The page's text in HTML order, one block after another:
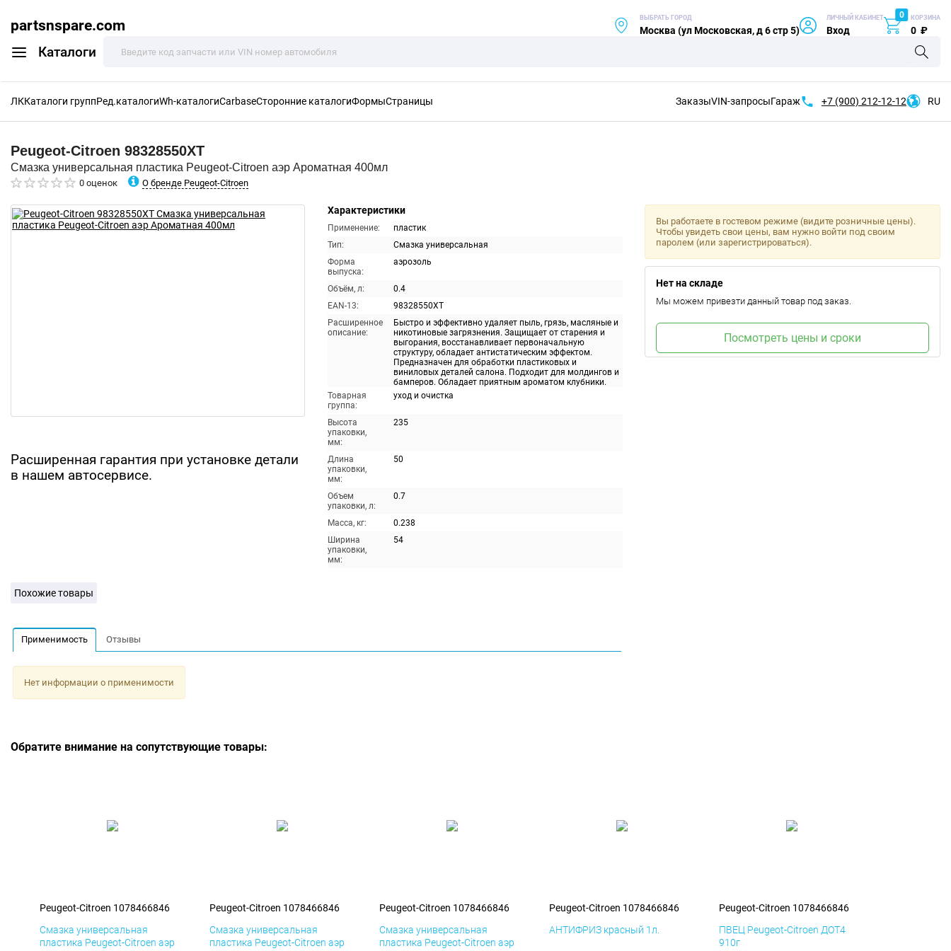
partsnspare.com
Каталоги
ВЫБРАТЬ ГОРОД
Москва (ул Московская, д 6 стр 5)
ЛИЧНЫЙ КАБИНЕТ
Вход
0 КОРЗИНА
0 ₽
ЛККаталоги группРед.каталогиWh-каталогиCarbaseСторонние каталогиФормыСтраницы ЗаказыVIN-запросыГараж +7 (900) 212-12-12 RU
Peugeot-Citroen 98328550XT
Смазка универсальная пластика Peugeot-Citroen аэр Ароматная 400мл
0 оценок О бренде Peugeot-Citroen
Расширенная гарантия при установке детали
в нашем автосервисе.
Характеристики
Применение:
пластик
Тип:
Смазка универсальная
Форма
выпуска:
аэрозоль
Объём, л:
0.4
EAN-13:
98328550XT
Расширенное
описание:
Быстро и эффективно удаляет пыль, грязь, масляные и
никотиновые загрязнения. Защищает от старения и
выгорания, восстанавливает первоначальную
структуру, обладает антистатическим эффектом.
Предназначен для обработки пластиковых и
виниловых деталей салона. Подходит для молдингов и
бамперов. Обладает приятным ароматом клубники.
Товарная
группа:
уход и очистка
Высота
упаковки,
мм:
235
Длина
упаковки,
мм:
50
Объем
упаковки, л:
0.7
Масса, кг:
0.238
Ширина
упаковки,
мм:
54
Вы работаете в гостевом режиме (видите розничные цены).
Чтобы увидеть свои цены, вам нужно войти под своим
паролем (или зарегистрироваться).
Нет на складе
Мы можем привезти данный товар под заказ.
Посмотреть цены и сроки
Похожие товары
Применимость Отзывы
Нет информации о применимости
Обратите внимание на сопутствующие товары:
Peugeot-Citroen 1078466846
Смазка универсальная
пластика Peugeot-Citroen аэр
Peugeot-Citroen 1078466846
Смазка универсальная
пластика Peugeot-Citroen аэр
Peugeot-Citroen 1078466846
Смазка универсальная
пластика Peugeot-Citroen аэр
Peugeot-Citroen 1078466846
АНТИФРИЗ красный 1л.
Peugeot-Citroen 1078466846
ПВЕЦ Peugeot-Citroen ДОТ4
910г